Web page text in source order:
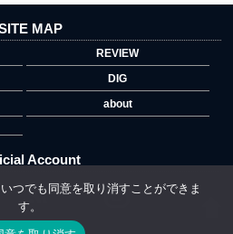
MAP
REVIEW
DIG
about
Account
つでも同意を取り消すことができま
す。